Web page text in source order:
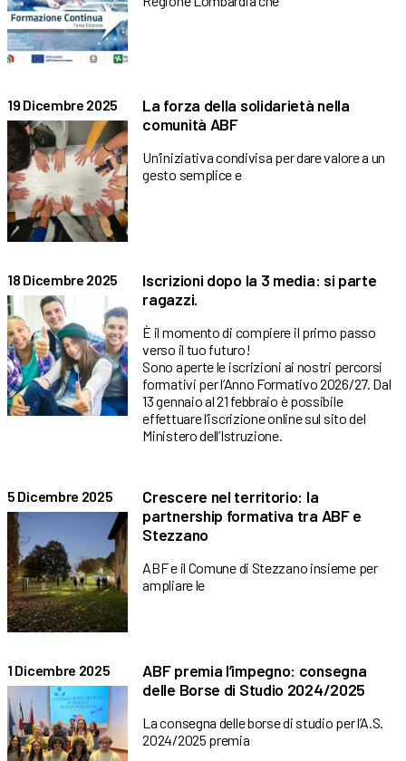
19 Dicembre 2025
La forza della solidarietà nella
comunità ABF
Un’iniziativa condivisa per dare valore a un
gesto semplice e
18 Dicembre 2025
Iscrizioni dopo la 3 media: si parte
ragazzi.
È il momento di compiere il primo passo
verso il tuo futuro!
Sono aperte le iscrizioni ai nostri percorsi
formativi per l’Anno Formativo 2026/27. Dal
13 gennaio al 21 febbraio è possibile
effettuare l’iscrizione online sul sito del
Ministero dell’Istruzione.
5 Dicembre 2025
Crescere nel territorio: la
partnership formativa tra ABF e
Stezzano
ABF e il Comune di Stezzano insieme per
ampliare le
1 Dicembre 2025
ABF premia l’impegno: consegna
delle Borse di Studio 2024/2025
La consegna delle borse di studio per l’A.S.
2024/2025 premia